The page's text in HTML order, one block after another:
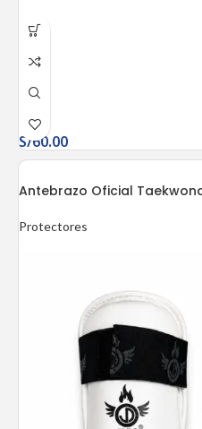
S/60.00
Antebrazo Oficial
Protectores